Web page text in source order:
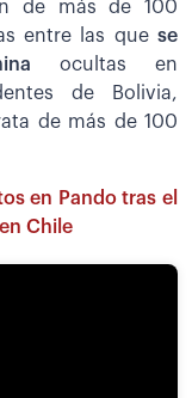
de más de 100
entre las quese
ocultas en
de Bolivia,
de más de 100
en Pando tras el
Chile